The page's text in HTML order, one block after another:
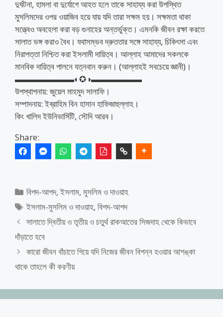
দুর্ঘটনা, হামলা বা দুর্যোগে আহত হলে তাকে সাহায্য করা উপস্থিত
মুসলিমদের ওপর ওয়াজিব হয়ে যায় যদি তারা সক্ষম হয়। সক্ষমতা থাকা
সত্ত্বেও অবহেলা করা বড় গুনাহের অন্তর্ভুক্ত। এমনকি জীবন রক্ষা করতে
সালাত ভঙ্গ করাও বৈধ। যথাসম্ভব দ্রুততার সঙ্গে সাহায্য, চিকিৎসা এবং
নিরাপত্তা নিশ্চিত করা ইসলামী দায়িত্ব। আল্লাহ আমাদের সকলকে
মানবিক দায়িত্ব পালনে যত্নবান করুন। (আল্লাহই সবচেয়ে জ্ঞানী)।
▬▬▬▬▬▬▬◐✪◑▬▬▬▬▬▬
উপস্থাপনায়: জুয়েল মাহমুদ সালাফি।
সম্পাদনায়: ইব্রাহিম বিন হাসান হাফিজাহুল্লাহ।
কিং খালিদ ইউনিভার্সিটি, সৌদি আরব।
Share:
Categories
বিপদ-আপদ,ইসলাম, মুসলিম ও দাওয়াহ
Tags
ইসলাম-মুসলিম ও দাওয়াহ,বিপদ-আপদ
সালাতে দ্বিতীয় ও তৃতীয় ও চতুর্থ রাকআতের সিজদাহ থেকে কিভাবে
দাঁড়াতে হবে
কারো জীবন বাঁচাতে গিয়ে যদি নিজের জীবন বিপন্ন হওয়ার আশঙ্কা
থাকে তাহলে কী করণীয়